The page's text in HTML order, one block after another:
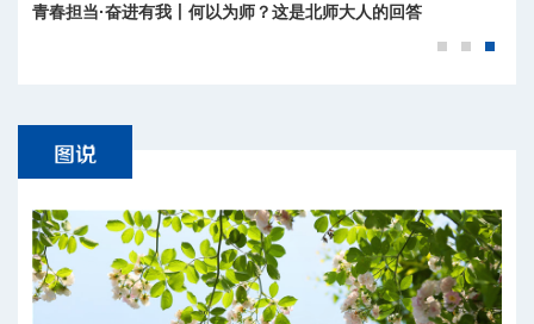
北京师范大学2026年运动会